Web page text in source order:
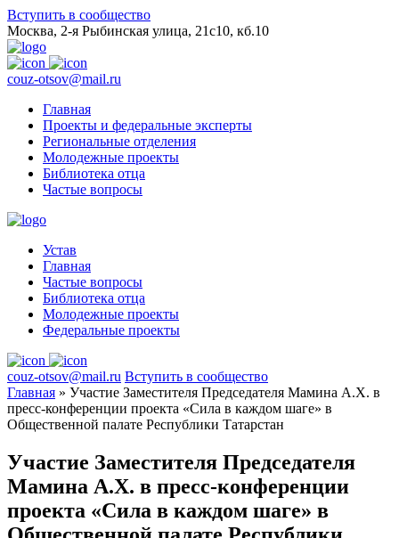
Вступить в сообщество
Москва, 2-я Рыбинская улица, 21с10, кб.10
couz-otsov@mail.ru
Главная
Проекты и федеральные эксперты
Региональные отделения
Молодежные проекты
Библиотека отца
Частые вопросы
Устав
Главная
Частые вопросы
Библиотека отца
Молодежные проекты
Федеральные проекты
couz-otsov@mail.ru Вступить в сообщество
Главная » Участие Заместителя Председателя Мамина А.Х. в
пресс-конференции проекта «Сила в каждом шаге» в
Общественной палате Республики Татарстан
Участие Заместителя Председателя
Мамина А.Х. в пресс-конференции
проекта «Сила в каждом шаге» в